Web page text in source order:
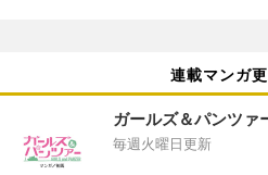
連載マンガ
ガールズ＆パンツァ
毎週火曜日更新